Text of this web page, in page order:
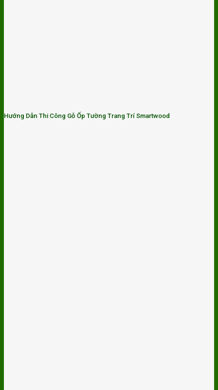
Hướng Dẫn Thi Công Gỗ Ốp Tường Trang Trí Smartwood